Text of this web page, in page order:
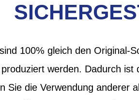
100% gleich den Original-
werden. Dadurch
Sie die Verwendung anderer